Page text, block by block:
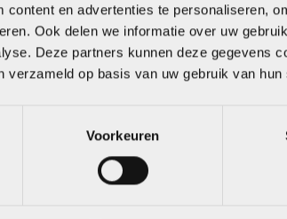
content en advertenties te personaliseren,
Ook delen we informatie over uw
Deze partners kunnen deze gegevens
verzameld op basis van uw gebruik van hun
Voorkeuren